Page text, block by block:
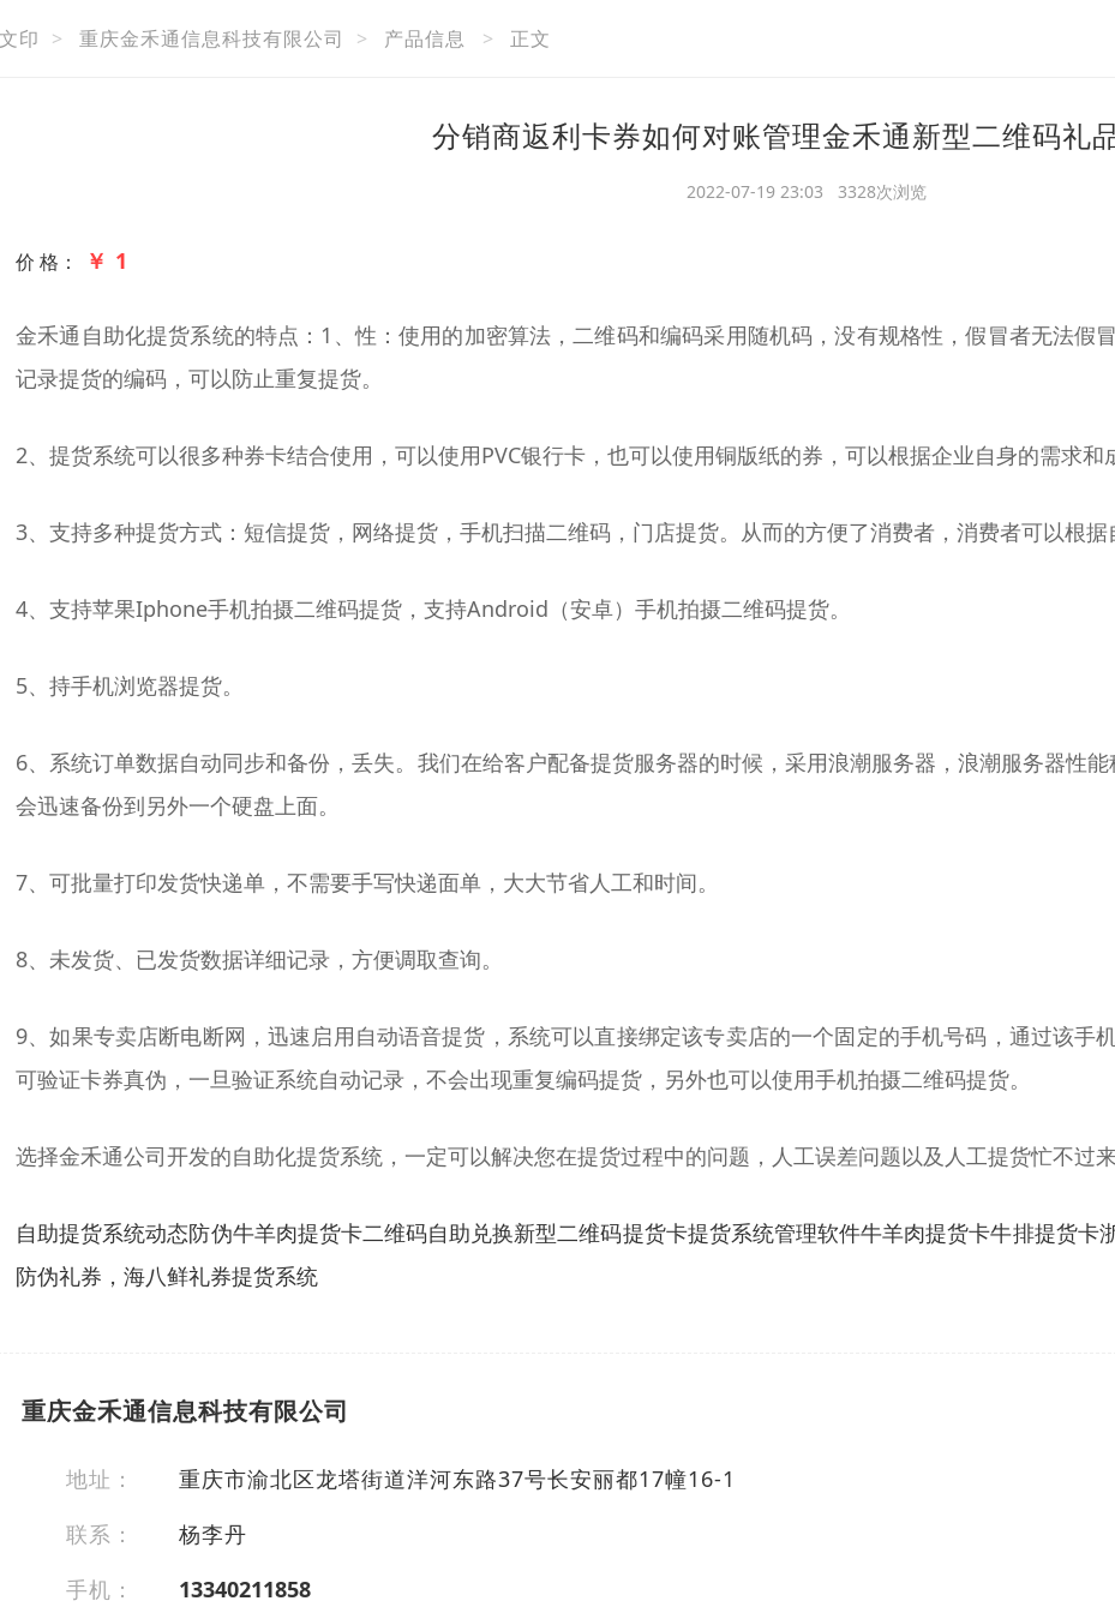
印 > 重庆金禾通信息科技有限公司 > 产品信息 > 正文
分销商返利卡券如何对账管理金禾通新型二维码礼
2022-07-19 23:03 3328次浏览
价 格： ￥ 1
金禾通自助化提货系统的特点：1、性：使用的加密算法，二维码和编码采用随机码，没有规格性，假冒者无法假
记录提货的编码，可以防止重复提货。
2、提货系统可以很多种券卡结合使用，可以使用PVC银行卡，也可以使用铜版纸的券，可以根据企业自身的需求和
3、支持多种提货方式：短信提货，网络提货，手机扫描二维码，门店提货。从而的方便了消费者，消费者可以根据
4、支持苹果Iphone手机拍摄二维码提货，支持Android（安卓）手机拍摄二维码提货。
5、持手机浏览器提货。
6、系统订单数据自动同步和备份，丢失。我们在给客户配备提货服务器的时候，采用浪潮服务器，浪潮服务器性
会迅速备份到另外一个硬盘上面。
7、可批量打印发货快递单，不需要手写快递面单，大大节省人工和时间。
8、未发货、已发货数据详细记录，方便调取查询。
9、如果专卖店断电断网，迅速启用自动语音提货，系统可以直接绑定该专卖店的一个固定的手机号码，通过该手
可验证卡券真伪，一旦验证系统自动记录，不会出现重复编码提货，另外也可以使用手机拍摄二维码提货。
选择金禾通公司开发的自助化提货系统，一定可以解决您在提货过程中的问题，人工误差问题以及人工提货忙不过来
自助提货系统动态防伪牛羊肉提货卡二维码自助兑换新型二维码提货卡提货系统管理软件牛羊肉提货卡牛排提货
防伪礼券，海八鲜礼券提货系统
重庆金禾通信息科技有限公司
地址：
重庆市渝北区龙塔街道洋河东路37号长安丽都17幢16-1
联系：
杨李丹
手机：
13340211858